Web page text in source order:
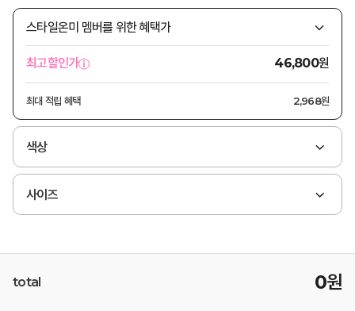
스타일온미 멤버를 위한 혜택가
최고할인가 46,800원
최대 적립 혜택 2,968원
색상
사이즈
total 0원